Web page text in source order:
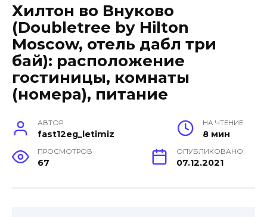
Хилтон во Внуково
(Doubletree by Hilton
Moscow, отель дабл три
бай): расположение
гостиницы, комнаты
(номера), питание
АВТОР
fast12eg_letimiz
НА ЧТЕНИЕ
8 мин
ПРОСМОТРОВ
67
ОПУБЛИКОВАНО
07.12.2021